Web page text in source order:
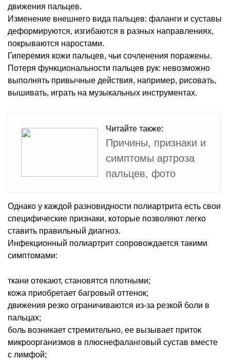
движения пальцев.
Изменение внешнего вида пальцев: фаланги и суставы
деформируются, изгибаются в разных направлениях,
покрываются наростами.
Гиперемия кожи пальцев, чьи сочленения поражены.
Потеря функциональности пальцев рук: невозможно
выполнять привычные действия, например, рисовать,
вышивать, играть на музыкальных инструментах.
Читайте также:
Причины, признаки и
симптомы артроза
пальцев, фото
Однако у каждой разновидности полиартрита есть свои
специфические признаки, которые позволяют легко
ставить правильный диагноз.
Инфекционный полиартрит сопровождается такими
симптомами:
ткани отекают, становятся плотными;
кожа приобретает багровый оттенок;
движения резко ограничиваются из-за резкой боли в
пальцах;
боль возникает стремительно, ее вызывает приток
микроорганизмов в плюснефаланговый сустав вместе
с лимфой;